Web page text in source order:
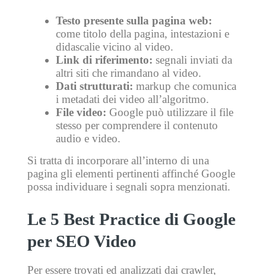
Testo presente sulla pagina web:
come titolo della pagina, intestazioni e
didascalie vicino al video.
Link di riferimento: segnali inviati da
altri siti che rimandano al video.
Dati strutturati:markup che comunica
i metadati dei video all’algoritmo.
File video: Google può utilizzare il file
stesso per comprendere il contenuto
audio e video.
Si tratta di incorporare all’interno di una
pagina gli elementi pertinenti affinché Google
possa individuare i segnali sopra menzionati.
Le 5 Best Practice di Google
per SEO Video
Per essere trovati ed analizzati dai crawler,